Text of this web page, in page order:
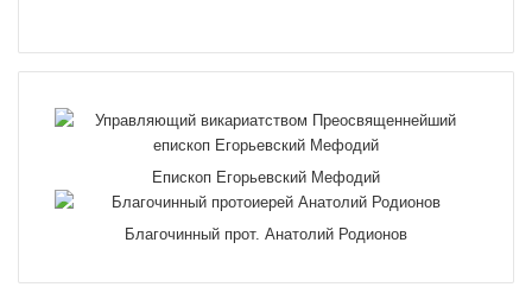
Епископ Егорьевский Мефодий
Благочинный прот. Анатолий Родионов